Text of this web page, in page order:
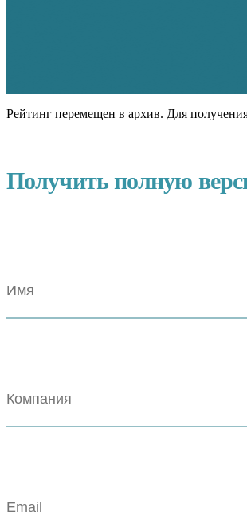
Рейтинг перемещен в архив. Для
Получить полную